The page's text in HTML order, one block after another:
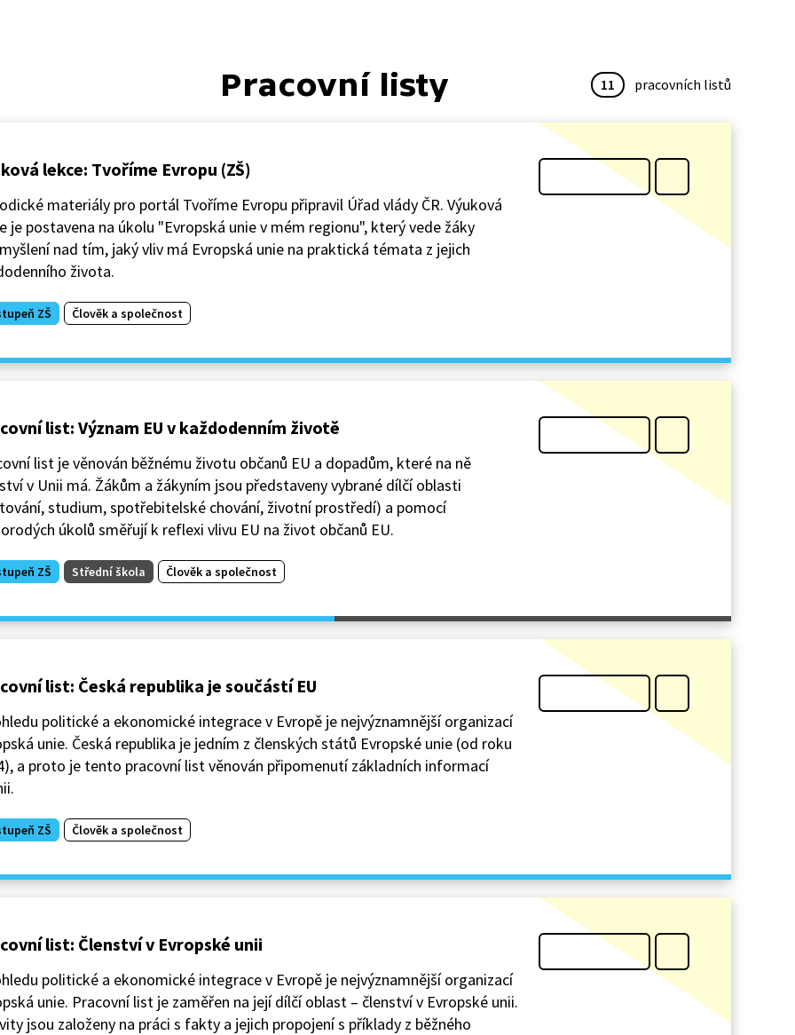
Pracovní listy 11 pracovních listů
lekce: Tvoříme Evropu (ZŠ)
materiály pro portál Tvoříme Evropu připravil Úřad vlády ČR. Výuková
je postavena na úkolu "Evropská unie v mém regionu", který vede žáky
nad tím, jaký vliv má Evropská unie na praktická témata z jejich
života.
ZŠ Člověk a společnost
list: Význam EU v každodenním životě
list je věnován běžnému životu občanů EU a dopadům, které na ně
v Unii má. Žákům a žákyním jsou představeny vybrané dílčí oblasti
studium, spotřebitelské chování, životní prostředí) a pomocí
úkolů směřují k reflexi vlivu EU na život občanů EU.
ZŠ Střední škola Člověk a společnost
list: Česká republika je součástí EU
politické a ekonomické integrace v Evropě je nejvýznamnější organizací
unie. Česká republika je jedním z členských států Evropské unie (od roku
a proto je tento pracovní list věnován připomenutí základních informací
ZŠ Člověk a společnost
list: Členství v Evropské unii
politické a ekonomické integrace v Evropě je nejvýznamnější organizací
unie. Pracovní list je zaměřen na její dílčí oblast – členství v Evropské unii.
jsou založeny na práci s fakty a jejich propojení s příklady z běžného